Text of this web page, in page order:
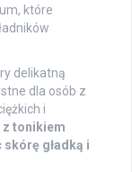
które
delikatną
dla osób z
i
z tonikiem
gładką i